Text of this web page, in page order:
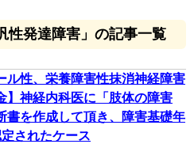
性発達障害」の記事一覧
ル性、栄養障害性抹消神経障害
】神経内科医に「肢体の障害
書を作成して頂き、障害基礎年
されたケース